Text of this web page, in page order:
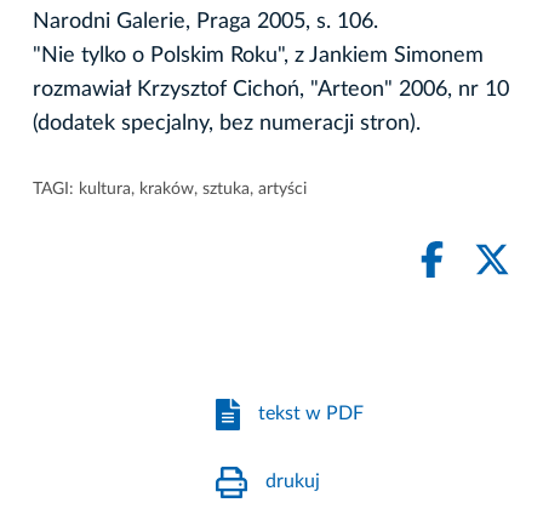
Narodni Galerie, Praga 2005, s. 106.
"Nie tylko o Polskim Roku", z Jankiem Simonem
rozmawiał Krzysztof Cichoń, "Arteon" 2006, nr 10
(dodatek specjalny, bez numeracji stron).
TAGI: kultura, kraków, sztuka, artyści
tekst w PDF
drukuj